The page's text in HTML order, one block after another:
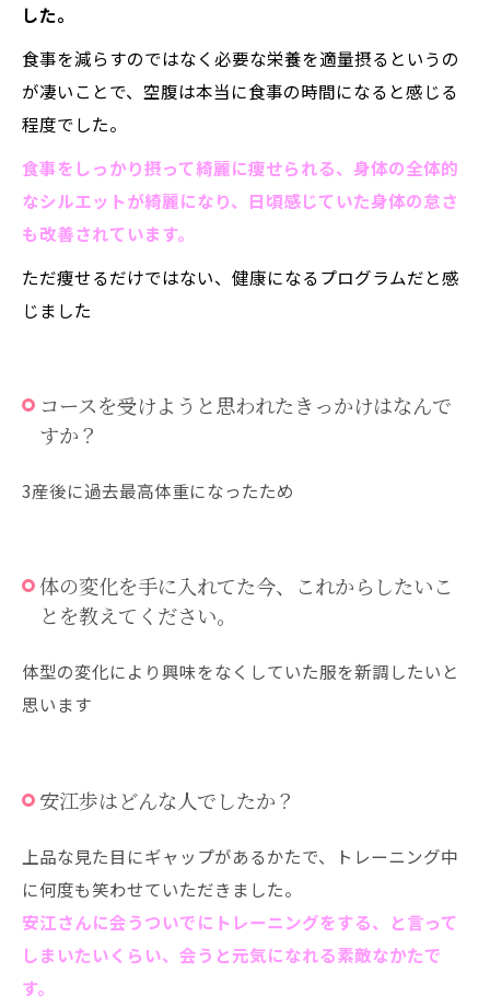
した。
食事を減らすのではなく必要な栄養を適量摂るというの
が凄いことで、空腹は本当に食事の時間になると感じる
程度でした。
食事をしっかり摂って綺麗に痩せられる、身体の全体的
なシルエットが綺麗になり、日頃感じていた身体の怠さ
も改善されています。
ただ痩せるだけではない、健康になるプログラムだと感
じました
コースを受けようと思われたきっかけはなんで
すか？
3産後に過去最高体重になったため
体の変化を手に入れてた今、これからしたいこ
とを教えてください。
体型の変化により興味をなくしていた服を新調したいと
思います
安江歩はどんな人でしたか？
上品な見た目にギャップがあるかたで、トレーニング中
に何度も笑わせていただきました。
安江さんに会うついでにトレーニングをする、と言って
しまいたいくらい、会うと元気になれる素敵なかたで
す。